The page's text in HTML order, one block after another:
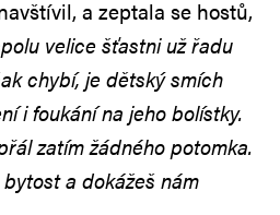
a zeptala se hostů,
velice šťastni už řadu
chybí, je dětský smích
i foukání na jeho bolístky.
zatím žádného potomka.
a dokážeš nám